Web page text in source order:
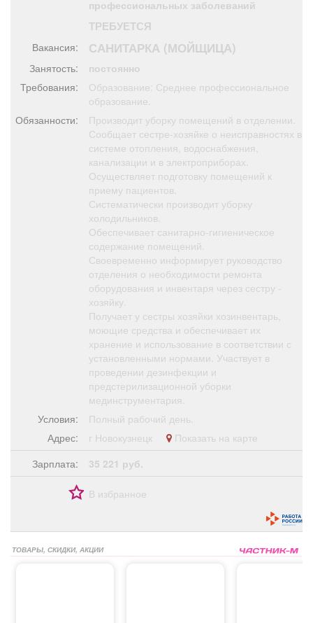
Обучение Проекты
Товары Поздравления Погода
Я - пенсионер
профессиональных заболеваний
ТРЕБУЕТСЯ
Вакансия: САНИТАРКА (МОЙЩИЦА)
Занятость:
постоянно
Требования:
Образование: Среднее профессиональное
образование.
Обязанности:
Производит уборку помещений в отделении.
Сообщает сестре-хозяйке о неисправностях в
системе отопления, водоснабжения,
канализации и в электроприборах.
Осуществляет подготовку помещений к
приему пациентов.
Систематически производит уборку
холодильников.
Обеспечивает санитарно-гигиеническое
содержание помещений.
Своевременно информирует руководство
отделения о необходимости ремонта
оборудования и инвентаря через сестру -
хозяйку.
Получает у сестры хозяйки хозинвентарь,
моющие средства и обеспечивает их
хранение и использование в соответствии с
установленными нормами. Участвует в
проведении дезинфекции и
предстерилизационной уборки
мединструментария.
Условия:
Полный рабочий день.
Адрес:
г Новокузнецк
Показать на карте
Зарплата:
35 221 руб.
В избранное
ТОВАРЫ, СКИДКИ, АКЦИИ